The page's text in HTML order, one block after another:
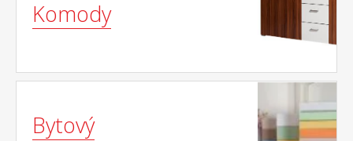
Komody
Bytový